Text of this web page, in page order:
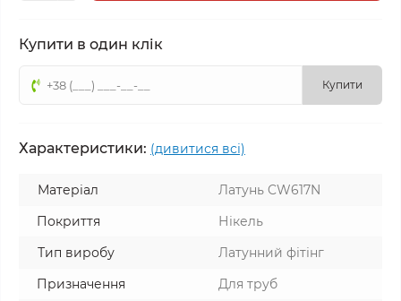
Купити в один клік
Купити
Характеристики: (дивитися всі)
Матеріал
Латунь CW617N
Покриття
Нікель
Тип виробу
Латунний фітінг
Призначення
Для труб